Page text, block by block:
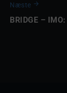
Næste
BRIDGE –